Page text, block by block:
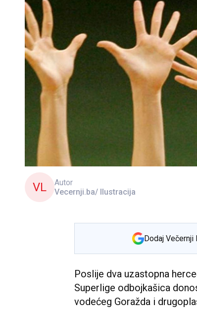
VL
Autor
Vecernji.ba/ Ilustracija
Dodaj
Poslije dva uzastopna
Superlige odbojkašica
vodećeg Goražda i